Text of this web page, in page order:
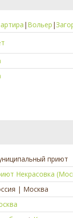
| Вольер |
приют
Некрасовка
| Москва